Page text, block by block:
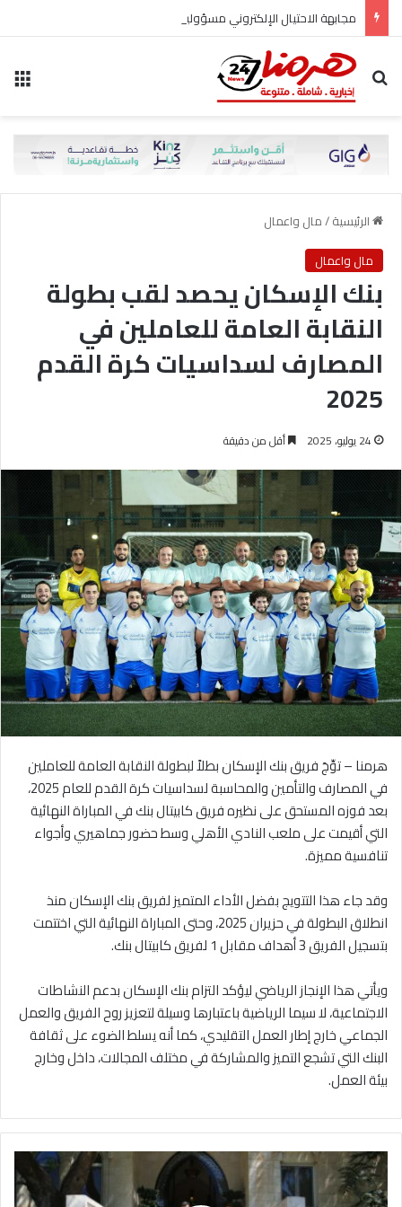
مجابهة الاحتيال الإلكتروني مسؤولية مشتركة
بحث عن
الرئيسية/مال واعمال
مال واعمال
بنك الإسكان يحصد لقب بطولة
النقابة العامة للعاملين في
المصارف لسداسيات كرة القدم
2025
24 يوليو، 2025 أقل من دقيقة
هرمنا – توِّجَ فريق بنك الإسكان بطلاً لبطولة النقابة العامة للعاملين
في المصارف والتأمين والمحاسبة لسداسيات كرة القدم للعام 2025،
بعد فوزه المستحق على نظيره فريق كابيتال بنك في المباراة النهائية
التي أقيمت على ملعب النادي الأهلي وسط حضور جماهيري وأجواء
تنافسية مميزة.
وقد جاء هذا التتويج بفضل الأداء المتميز لفريق بنك الإسكان منذ
انطلاق البطولة في حزيران 2025، وحتى المباراة النهائية التي اختتمت
بتسجيل الفريق 3 أهداف مقابل 1 لفريق كابيتال بنك.
ويأتي هذا الإنجاز الرياضي ليؤكد التزام بنك الإسكان بدعم النشاطات
الاجتماعية، لا سيما الرياضية باعتبارها وسيلة لتعزيز روح الفريق والعمل
الجماعي خارج إطار العمل التقليدي، كما أنه يسلط الضوء على ثقافة
البنك التي تشجع التميز والمشاركة في مختلف المجالات، داخل وخارج
بيئة العمل.
ا
ع